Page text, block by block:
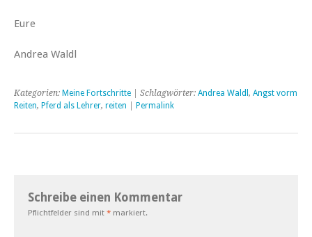
Eure
Andrea Waldl
Kategorien: Meine Fortschritte | Schlagwörter: Andrea Waldl , Angst vorm
Reiten, Pferd als Lehrer, reiten Permalink
Schreibe einen Kommentar
Pflichtfelder sind mit * markiert.